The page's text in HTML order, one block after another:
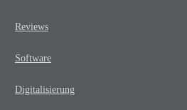
Reviews
Software
Digitalisierung